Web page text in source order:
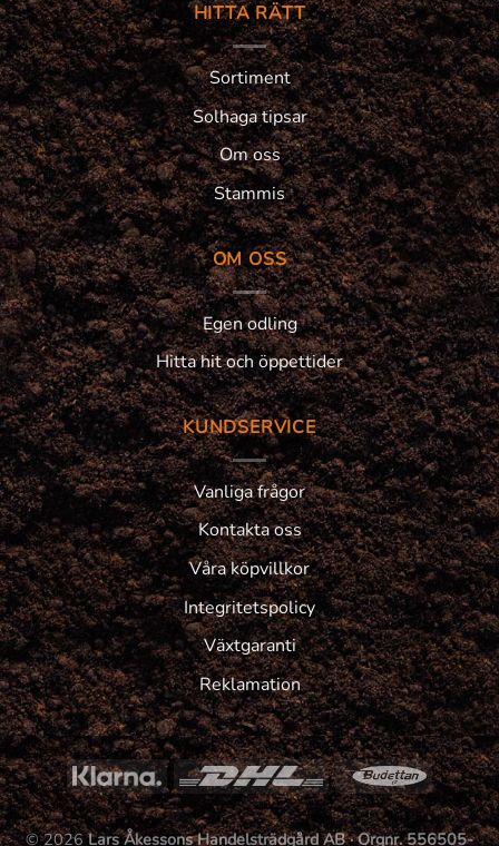
HITTA RÄTT
Sortiment
Solhaga tipsar
Om oss
Stammis
OM OSS
Egen odling
Hitta hit och öppettider
KUNDSERVICE
Vanliga frågor
Kontakta oss
Våra köpvillkor
Integritetspolicy
Växtgaranti
Reklamation
© 2026Lars Åkessons Handelsträdgård AB · Orgnr. 556505-